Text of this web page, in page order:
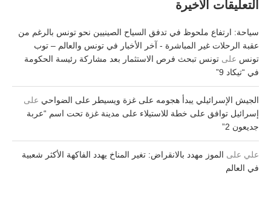
التعليقات الأخيرة
سياحة: ارتفاع ملحوظ في تدفق السياح الصينيين نحو تونس بالرغم من
عقبة الرحلات غير المباشرة - آخر الأخبار في تونس والعالم – توب
تونس على تونس تبحث فرص الاستثمار بعد مشاركة رئيسة الحكومة
في “تيكاد 9”
الجيش الإسرائيلي يبدأ هجومه على غزة ويسيطر على الضواحي على
إسرائيل توافق على خطة للاستيلاء على مدينة غزة تحت اسم “عربة
جديعون 2”
علي على الموز مهدد بالانقراض: تغير المناخ يهدد الفاكهة الأكثر شعبية
في العالم